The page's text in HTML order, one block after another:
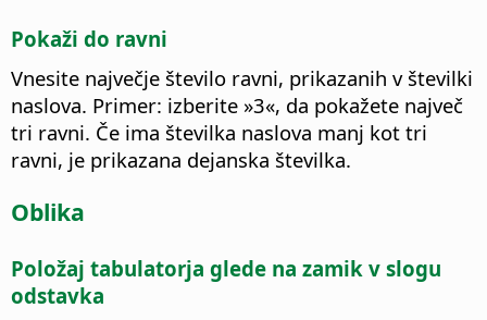
Pokaži do ravni
Vnesite največje število ravni, prikazanih v številki
naslova. Primer: izberite »3«, da pokažete največ
tri ravni. Če ima številka naslova manj kot tri
ravni, je prikazana dejanska številka.
Oblika
Položaj tabulatorja glede na zamik v slogu
odstavka